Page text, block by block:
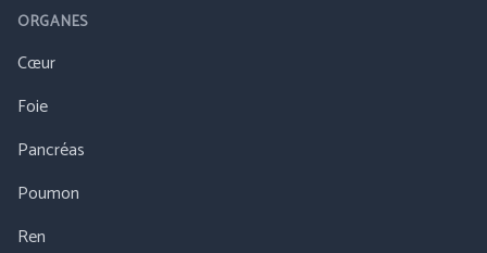
ORGANES
Cœur
Foie
Pancréas
Poumon
Ren